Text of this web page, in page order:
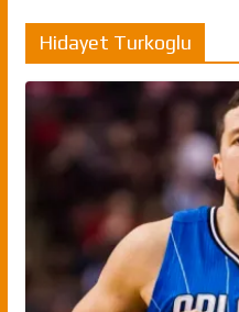
Hidayet Turkoglu